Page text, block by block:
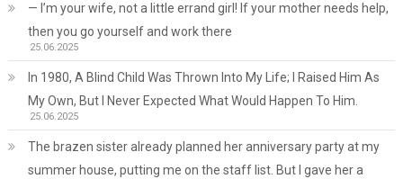
— I’m your wife, not a little errand girl! If your mother needs help,
then you go yourself and work there
25.06.2025
In 1980, A Blind Child Was Thrown Into My Life; I Raised Him As
My Own, But I Never Expected What Would Happen To Him.
25.06.2025
The brazen sister already planned her anniversary party at my
summer house, putting me on the staff list. But I gave her a